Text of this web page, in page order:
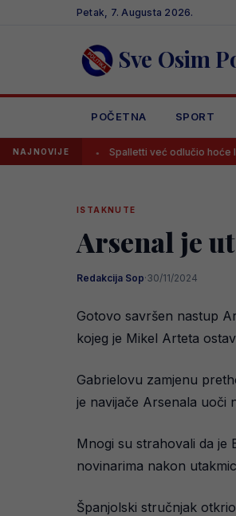
Petak, 7. Augusta 2026.
Sve Osim
POČETNA SPORT
NAJNOVIJESpalletti već odlučio hoće li
ISTAKNUTE
Arsenal je
Redakcija Sop·30/11/2024
Gotovo savršen nastup
kojeg je Mikel Arteta
Gabrielovu zamjenu
je navijače Arsenala uoči
Mnogi su strahovali da je
novinarima nakon
Španjolski stručnjak